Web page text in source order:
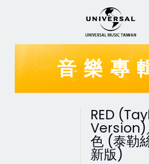
音樂專
RED
Version)
色 (泰勒
新版)